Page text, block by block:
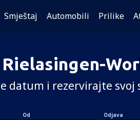
Smještaj Automobili Prilike
Rielasingen-
datum i rezervirajte svoj
Od Odjava